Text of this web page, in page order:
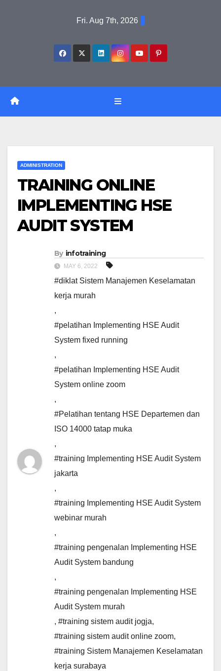
Fri. Aug 7th, 2026
ADMINISTRATION
TRAINING ONLINE
IMPLEMENTING HSE
AUDIT SYSTEM
By infotraining
MAY 6, 2022
#diklat Sistem Manajemen Keselamatan
kerja murah
,
#pelatihan Implementing HSE Audit
System fixed running
,
#pelatihan Implementing HSE Audit
System online zoom
,
#Pelatihan tentang HSE Departemen dan
ISO 14000 tatap muka
,
#training Implementing HSE Audit System
jakarta
,
#training Implementing HSE Audit System
webinar murah
,
#training pengenalan Implementing HSE
Audit System bandung
,
#training pengenalan Implementing HSE
Audit System murah
, #training sistem audit jogja,
#training sistem audit online zoom,
#training Sistem Manajemen Keselamatan
kerja surabaya